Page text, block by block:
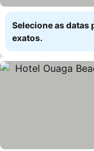
Selecione as datas
exatos.